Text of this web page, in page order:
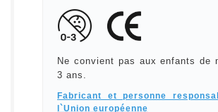
Ne convient pas aux enfants de
3 ans.
Fabricant et personne
l`Union européenne